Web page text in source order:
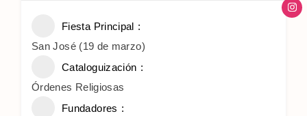
Fiesta Principal
San José (19 de marzo)
Cataloguización
Órdenes Religiosas
Fundadores